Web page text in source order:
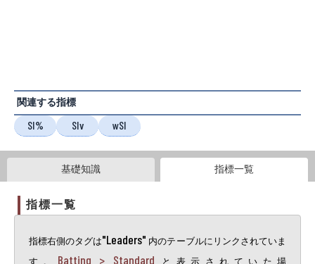
関連する指標
SI% SIv wSI
基礎知識 指標一覧
指標一覧
指標右側のタグは"Leaders" 内のテーブルにリンクされていま
Batting > Standard